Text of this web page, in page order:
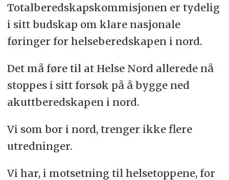
Totalberedskapskommisjonen er tydelig
i sitt budskap om klare nasjonale
føringer for helseberedskapen i nord.
Det må føre til at Helse Nord allerede nå
stoppes i sitt forsøk på å bygge ned
akuttberedskapen i nord.
Vi som bor i nord, trenger ikke flere
utredninger.
Vi har, i motsetning til helsetoppene, for